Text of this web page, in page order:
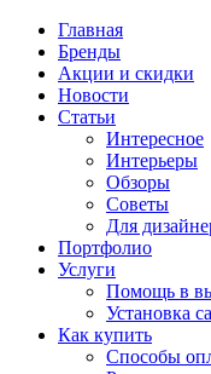
Главная
Бренды
Акции и скидки
Новости
Статьи
Интересное
Интерьеры
Обзоры
Советы
Для
Портфолио
Услуги
Помощь в
Установка
Как купить
Способы